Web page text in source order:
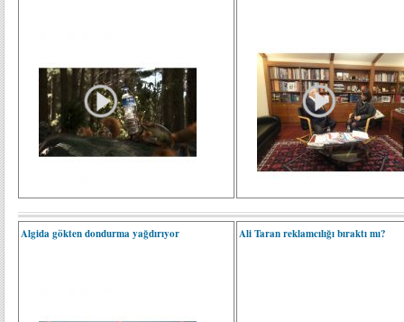
Algida gökten dondurma yağdırıyor Ali Taran reklamcılığı bıraktı mı?